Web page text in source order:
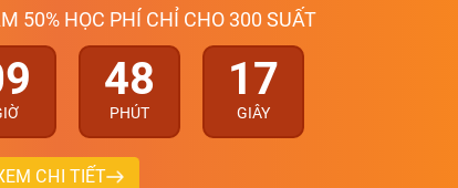
50% HỌC PHÍ CHỈ CHO 300 SUẤT
48
PHÚT
17
GIÂY
CHI TIẾT